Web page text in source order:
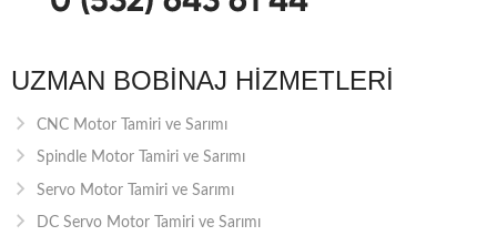
UZMAN BOBINAJ HIZMETLERI
CNC Motor Tamiri ve Sarımı
Spindle Motor Tamiri ve Sarımı
Servo Motor Tamiri ve Sarımı
DC Servo Motor Tamiri ve Sarımı